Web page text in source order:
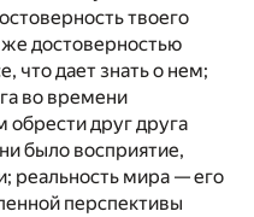
твоего
же достоверностью
что дает знать о нем;
во времени
обрести друг друга
было восприятие,
реальность мира — его
перспективы